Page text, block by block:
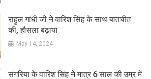
राहुल गांधी जी ने वारिश सिंह के साथ बातचीत
की, हौसला बढ़ाया
May 14, 2024
संगरिया के वारिश सिंह ने मात्र 6 साल की उम्र में